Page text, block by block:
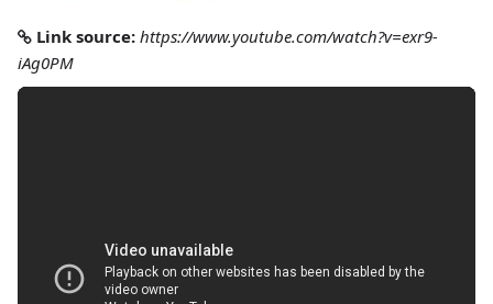
Link source: https://www.youtube.com/watch?v=exr9-
iAg0PM